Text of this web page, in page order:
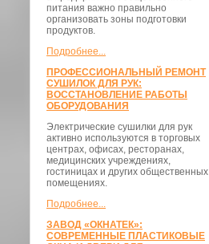
питания важно правильно
организовать зоны подготовки
продуктов.
Подробнее...
ПРОФЕССИОНАЛЬНЫЙ РЕМОНТ
СУШИЛОК ДЛЯ РУК:
ВОССТАНОВЛЕНИЕ РАБОТЫ
ОБОРУДОВАНИЯ
Электрические сушилки для рук
активно используются в торговых
центрах, офисах, ресторанах,
медицинских учреждениях,
гостиницах и других общественных
помещениях.
Подробнее...
ЗАВОД «ОКНАТЕК»:
СОВРЕМЕННЫЕ ПЛАСТИКОВЫЕ